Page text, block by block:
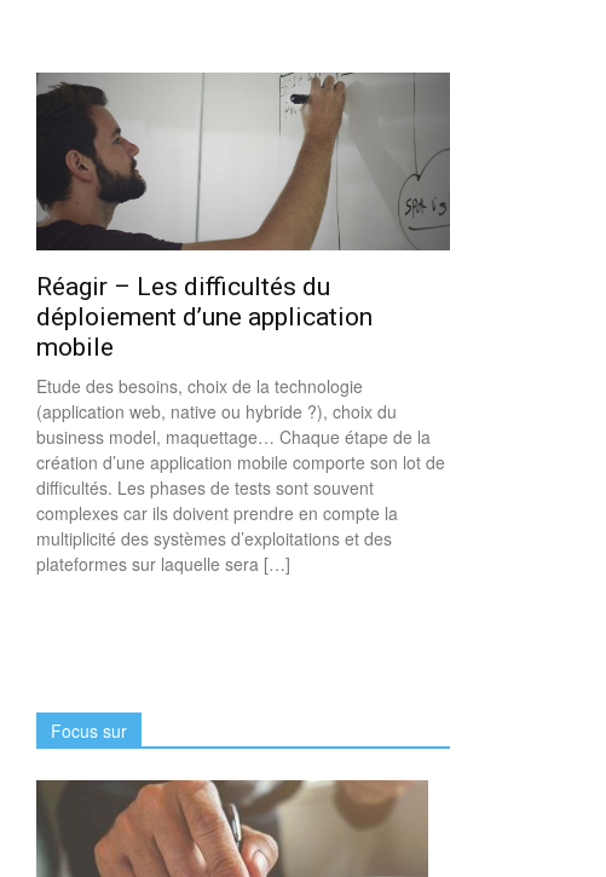
Réagir – Les difficultés du
déploiement d’une application
mobile
Etude des besoins, choix de la technologie
(application web, native ou hybride ?), choix du
business model, maquettage… Chaque étape de la
création d’une application mobile comporte son lot de
difficultés. Les phases de tests sont souvent
complexes car ils doivent prendre en compte la
multiplicité des systèmes d’exploitations et des
plateformes sur laquelle sera […]
Focus sur